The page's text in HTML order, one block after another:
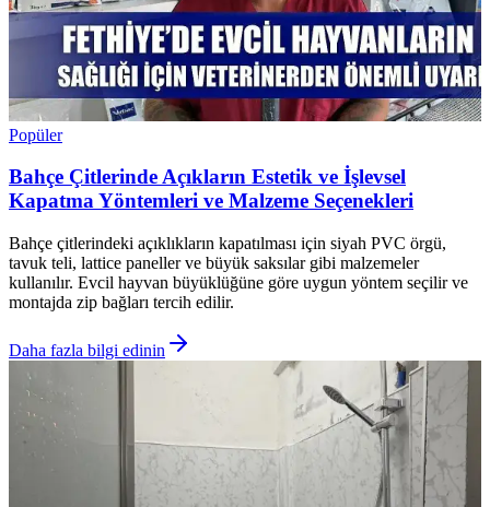
Popüler
Bahçe Çitlerinde Açıkların Estetik ve İşlevsel
Kapatma Yöntemleri ve Malzeme Seçenekleri
Bahçe çitlerindeki açıklıkların kapatılması için siyah PVC örgü,
tavuk teli, lattice paneller ve büyük saksılar gibi malzemeler
kullanılır. Evcil hayvan büyüklüğüne göre uygun yöntem seçilir ve
montajda zip bağları tercih edilir.
Daha fazla bilgi edinin